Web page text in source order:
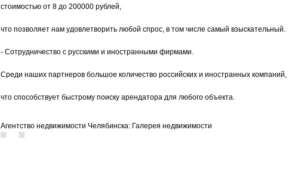
стоимостью от 8 до 200000 рублей,
что позволяет нам удовлетворить любой спрос, в том числе самый взыскательный.
- Сотрудничество с русскими и иностранными фирмами.
Среди наших партнеров большое количество российских и иностранных компаний,
что способствует быстрому поиску арендатора для любого объекта.
Агентство недвижимости Челябинска: Галерея недвижимости